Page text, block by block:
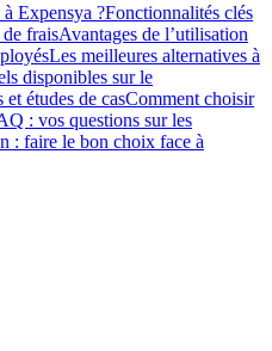
Expensya ?Fonctionnalités clés
de fraisAvantages de l’utilisation
Les meilleures alternatives à
disponibles sur le
études de casComment choisir
: vos questions sur les
: faire le bon choix face à